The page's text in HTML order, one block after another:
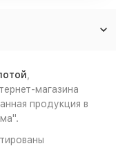
магазина
продукция в